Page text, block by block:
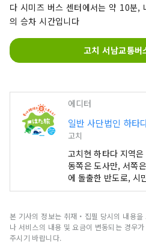
다 시미즈 버스 센터에서는 약 10분,
의 승차 시간입니다
고치 서남교통버
에디터
일반 사단법인 하타
고치
고치현 하타다 지역
동쪽은 도사만, 서쪽
에 돌출한 반도로, 시
시, 쿠로시오초, 오츠
시만토강과 아시즈리
로시오의 은혜, 전국
본 기사의 정보는 취재・집필 당시의 내용
나 서비스의 내용 및 요금이 변동되는 경우
주시기 바랍니다.